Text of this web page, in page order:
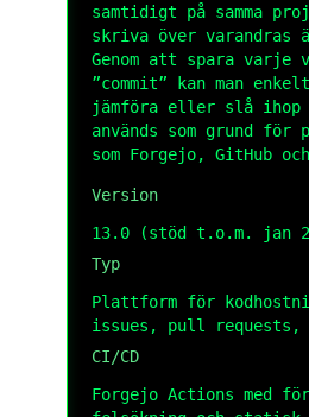
samtidigt på samma
skriva över varandras
Genom att spara varje
”commit” kan man
jämföra eller slå ihop
används som grund för
som Forgejo, GitHub
Version
13.0 (stöd t.o.m. jan
Typ
Plattform för
issues, pull requests,
CI/CD
Forgejo Actions med